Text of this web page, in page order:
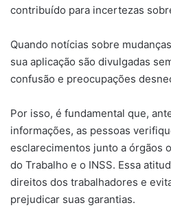
contribuído para incertezas
Quando notícias sobre
sua aplicação são divulgadas
confusão e preocupações
Por isso, é fundamental que,
informações, as pessoas
esclarecimentos junto a órgãos
do Trabalho e o INSS. Essa
direitos dos trabalhadores e
prejudicar suas garantias.